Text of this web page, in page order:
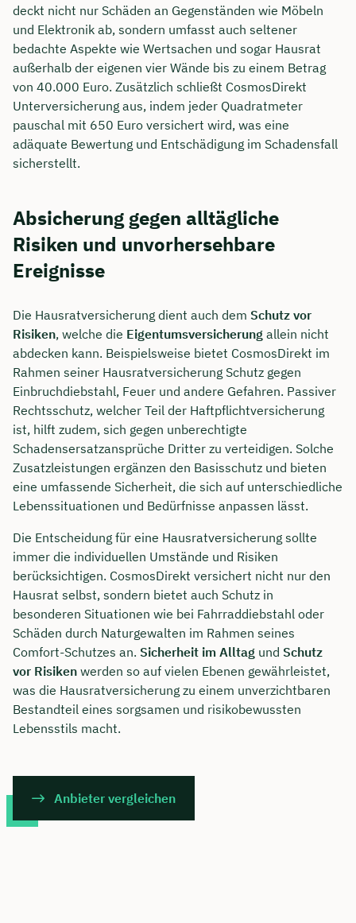
deckt nicht nur Schäden an Gegenständen wie Möbeln
und Elektronik ab, sondern umfasst auch seltener
bedachte Aspekte wie Wertsachen und sogar Hausrat
außerhalb der eigenen vier Wände bis zu einem Betrag
von 40.000 Euro. Zusätzlich schließt CosmosDirekt
Unterversicherung aus, indem jeder Quadratmeter
pauschal mit 650 Euro versichert wird, was eine
adäquate Bewertung und Entschädigung im Schadensfall
sicherstellt.
Absicherung gegen alltägliche
Risiken und unvorhersehbare
Ereignisse
Die Hausratversicherung dient auch dem Schutz vor
Risiken, welche die Eigentumsversicherung allein nicht
abdecken kann. Beispielsweise bietet CosmosDirekt im
Rahmen seiner Hausratversicherung Schutz gegen
Einbruchdiebstahl, Feuer und andere Gefahren. Passiver
Rechtsschutz, welcher Teil der Haftpflichtversicherung
ist, hilft zudem, sich gegen unberechtigte
Schadensersatzansprüche Dritter zu verteidigen. Solche
Zusatzleistungen ergänzen den Basisschutz und bieten
eine umfassende Sicherheit, die sich auf unterschiedliche
Lebenssituationen und Bedürfnisse anpassen lässt.
Die Entscheidung für eine Hausratversicherung sollte
immer die individuellen Umstände und Risiken
berücksichtigen. CosmosDirekt versichert nicht nur den
Hausrat selbst, sondern bietet auch Schutz in
besonderen Situationen wie bei Fahrraddiebstahl oder
Schäden durch Naturgewalten im Rahmen seines
Comfort-Schutzes an. Sicherheit im Alltag und Schutz
vor Risiken werden so auf vielen Ebenen gewährleistet,
was die Hausratversicherung zu einem unverzichtbaren
Bestandteil eines sorgsamen und risikobewussten
Lebensstils macht.
Anbieter vergleichen